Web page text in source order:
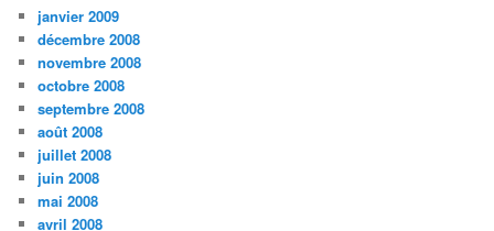
janvier 2009
décembre 2008
novembre 2008
octobre 2008
septembre 2008
août 2008
juillet 2008
juin 2008
mai 2008
avril 2008